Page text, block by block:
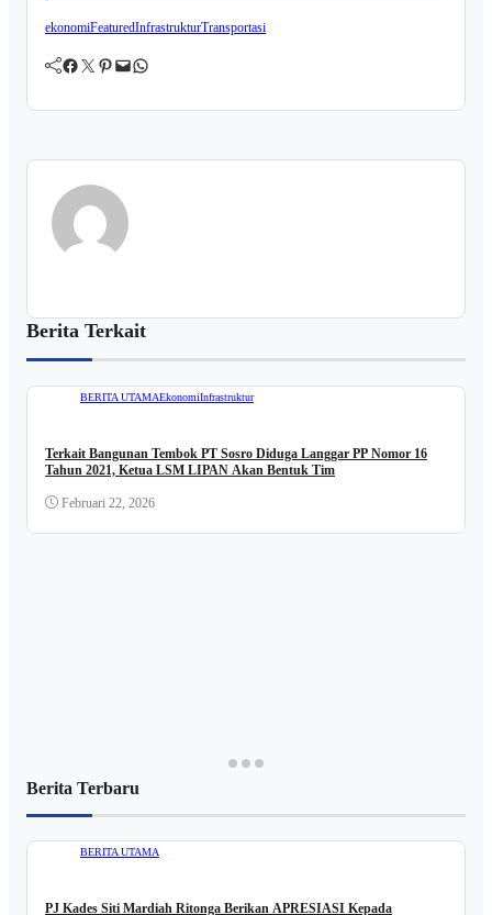
ekonomiFeaturedInfrastrukturTransportasi
Facebook Twitter Pinterest Mail WhatsApp
Berita Terkait
BERITA UTAMAEkonomiInfrastruktur
Terkait Bangunan Tembok PT Sosro Diduga Langgar PP Nomor 16
Tahun 2021, Ketua LSM LIPAN Akan Bentuk Tim
Februari 22, 2026
Berita Terbaru
BERITA UTAMA
PJ Kades Siti Mardiah Ritonga Berikan APRESIASI Kepada